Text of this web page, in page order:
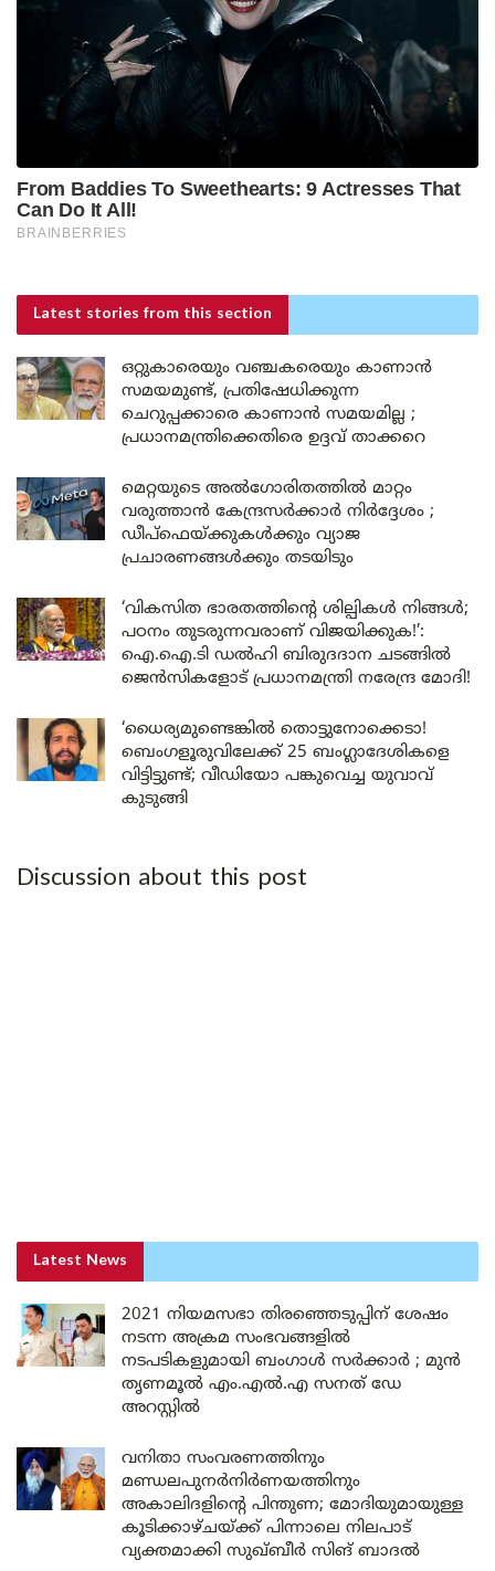
Latest stories from this section
ഒറ്റുകാരെയും വഞ്ചകരെയും കാണാൻ
സമയമുണ്ട്, പ്രതിഷേധിക്കുന്ന
ചെറുപ്പക്കാരെ കാണാൻ സമയമില്ല ;
പ്രധാനമന്ത്രിക്കെതിരെ ഉദ്ദവ് താക്കറെ
മെറ്റയുടെ അൽഗോരിതത്തിൽ മാറ്റം
വരുത്താൻ കേന്ദ്രസർക്കാർ നിർദ്ദേശം ;
ഡീപ്‌ഫെയ്ക്കുകൾക്കും വ്യാജ
പ്രചാരണങ്ങൾക്കും തടയിടും
‘വികസിത ഭാരതത്തിന്റെ ശില്പികൾ നിങ്ങൾ;
പഠനം തുടരുന്നവരാണ് വിജയിക്കുക!’:
ഐ.ഐ.ടി ഡൽഹി ബിരുദദാന ചടങ്ങിൽ
ജെൻസികളോട് പ്രധാനമന്ത്രി നരേന്ദ്ര മോദി!
‘ധൈര്യമുണ്ടെങ്കിൽ തൊട്ടുനോക്കെടാ!
ബെംഗളൂരുവിലേക്ക് 25 ബംഗ്ലാദേശികളെ
വിട്ടിട്ടുണ്ട്; വീഡിയോ പങ്കുവെച്ച യുവാവ്
കുടുങ്ങി
Discussion about this post
Latest News
2021 നിയമസഭാ തിരഞ്ഞെടുപ്പിന് ശേഷം
നടന്ന അക്രമ സംഭവങ്ങളിൽ
നടപടികളുമായി ബംഗാൾ സർക്കാർ ; മുൻ
തൃണമൂൽ എം.എൽ.എ സനത് ഡേ
അറസ്റ്റിൽ
വനിതാ സംവരണത്തിനും
മണ്ഡലപുനർനിർണയത്തിനും
അകാലിദളിന്റെ പിന്തുണ; മോദിയുമായുള്ള
കൂടിക്കാഴ്ചയ്ക്ക് പിന്നാലെ നിലപാട്
വ്യക്തമാക്കി സുഖ്ബീർ സിങ് ബാദൽ